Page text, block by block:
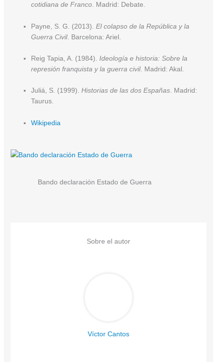
cotidiana de Franco. Madrid: Debate.
Payne, S. G. (2013). El colapso de la República y la
Guerra Civil. Barcelona: Ariel.
Reig Tapia, A. (1984). Ideología e historia: Sobre la
represión franquista y la guerra civil. Madrid: Akal.
Juliá, S. (1999). Historias de las dos Españas. Madrid:
Taurus.
Wikipedia
Bando declaración Estado de Guerra
Sobre el autor
Víctor Cantos